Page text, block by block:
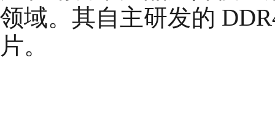
领域。其自主研发的
片。